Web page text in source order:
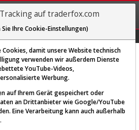
REGIS-
TRIEREN
ist nur für
auf traderfox.com
Ihre Cookie-Einstellungen)
damit unsere Website technisch
verwenden wir außerdem Dienste
YouTube-Videos,
Werbung.
auf Ihrem Gerät gespeichert oder
an Drittanbieter wie Google/YouTube
Eine Verarbeitung kann auch außerhalb